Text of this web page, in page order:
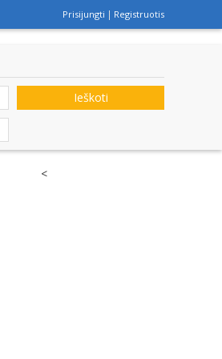
Prisijungti Registruotis
Ieškoti
<